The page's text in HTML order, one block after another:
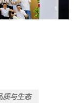
质与生态